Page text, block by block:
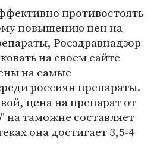
противостоять
повышению цен на
Росздравнадзор
на своем сайте
на самые
россиян препараты.
цена на препарат от
таможне составляет
она достигает 3,5-4